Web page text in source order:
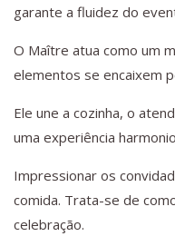
garante a fluidez do
O Maître atua como um
elementos se encaixem
Ele une a cozinha, o
uma experiência
Impressionar os
comida. Trata-se de
celebração.